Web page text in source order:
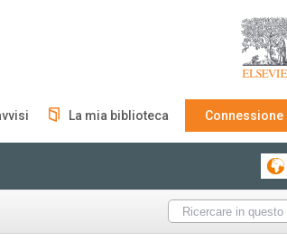
La mia biblioteca Connessione